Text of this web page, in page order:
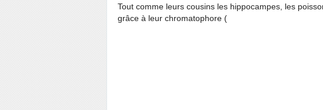
Tout comme leurs cousins les hippocampes, les
grâce à leur chromatophore (